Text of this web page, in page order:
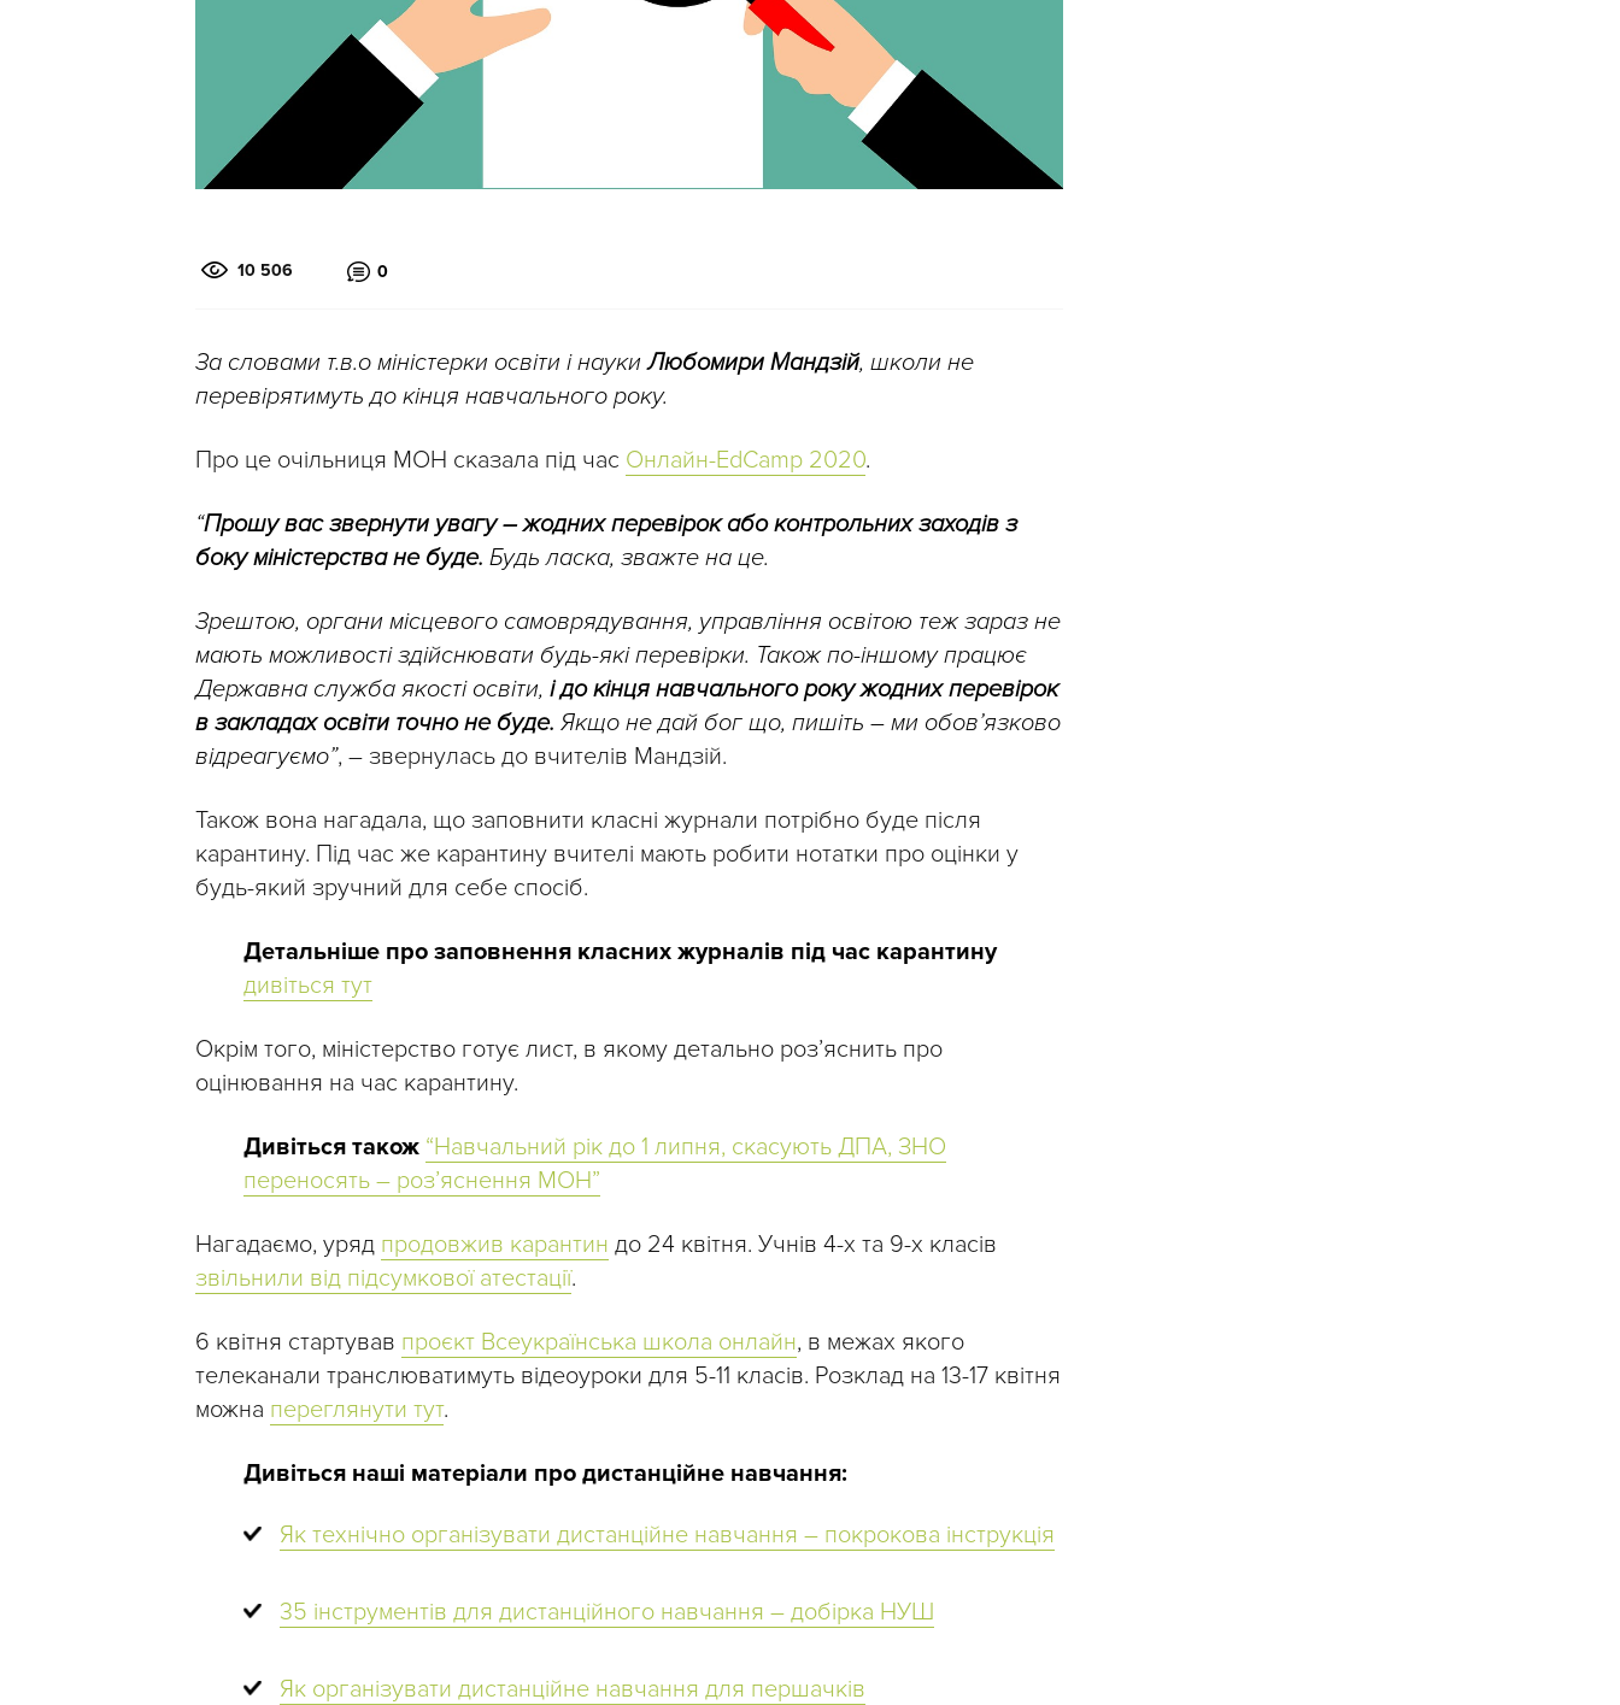
10 506 0
За словами т.в.о міністерки освіти і наукиЛюбомири Мандзій, школи не
перевірятимуть до кінця навчального року.
Про це очільниця МОН сказала під час Онлайн-EdCamp 2020.
“Прошу вас звернути увагу – жодних перевірок або контрольних заходів з
боку міністерства не буде. Будь ласка, зважте на це.
Зрештою, органи місцевого самоврядування, управління освітою теж зараз не
мають можливості здійснювати будь-які перевірки. Також по-іншому працює
Державна служба якості освіти, і до кінця навчального року жодних перевірок
в закладах освіти точно не буде. Якщо не дай бог що, пишіть – ми обов’язково
відреагуємо”, – звернулась до вчителів Мандзій.
Також вона нагадала, що заповнити класні журнали потрібно буде після
карантину. Під час же карантину вчителі мають робити нотатки про оцінки у
будь-який зручний для себе спосіб.
Детальніше про заповнення класних журналів під час карантину
дивіться тут
Окрім того, міністерство готує лист, в якому детально роз’яснить про
оцінювання на час карантину.
Дивіться також “Навчальний рік до 1 липня, скасують ДПА, ЗНО
переносять – роз’яснення МОН”
Нагадаємо, уряд продовжив карантин до 24 квітня. Учнів 4-х та 9-х класів
звільнили від підсумкової атестації.
6 квітня стартував проєкт Всеукраїнська школа онлайн, в межах якого
телеканали транслюватимуть відеоуроки для 5-11 класів. Розклад на 13-17 квітня
можна переглянути тут.
Дивіться наші матеріали про дистанційне навчання:
Як технічно організувати дистанційне навчання – покрокова інструкція
35 інструментів для дистанційного навчання – добірка НУШ
Як організувати дистанційне навчання для першачків